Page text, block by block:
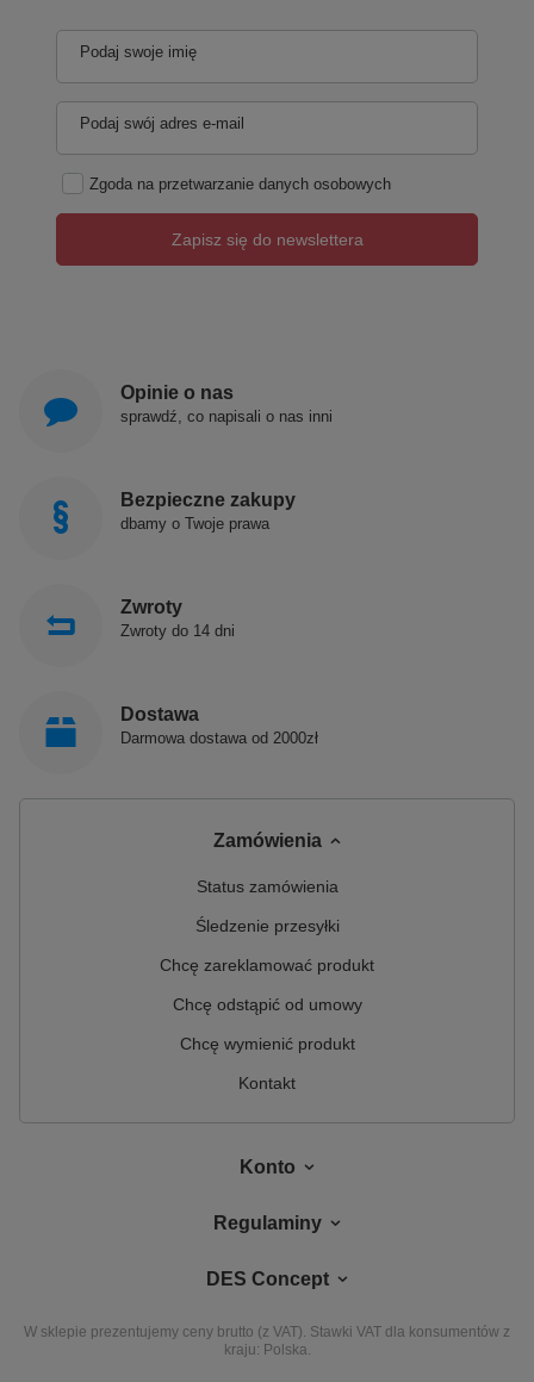
Podaj swoje imię
Podaj swój adres e-mail
Zgoda na przetwarzanie danych osobowych
Zapisz się do newslettera
Opinie o nas
sprawdź, co napisali o nas inni
Bezpieczne zakupy
dbamy o Twoje prawa
Zwroty
Zwroty do 14 dni
Dostawa
Darmowa dostawa od 2000zł
Zamówienia
Status zamówienia
Śledzenie przesyłki
Chcę zareklamować produkt
Chcę odstąpić od umowy
Chcę wymienić produkt
Kontakt
Konto
Regulaminy
DES Concept
W sklepie prezentujemy ceny brutto (z VAT). Stawki VAT dla konsumentów z
kraju: Polska.